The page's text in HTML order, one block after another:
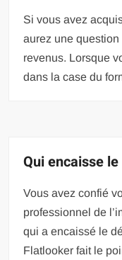
Si vous avez
aurez une
revenus. Lorsque
dans la case du
Qui encaisse
Vous avez confié
professionnel de
qui a encaissé le
Flatlooker fait le